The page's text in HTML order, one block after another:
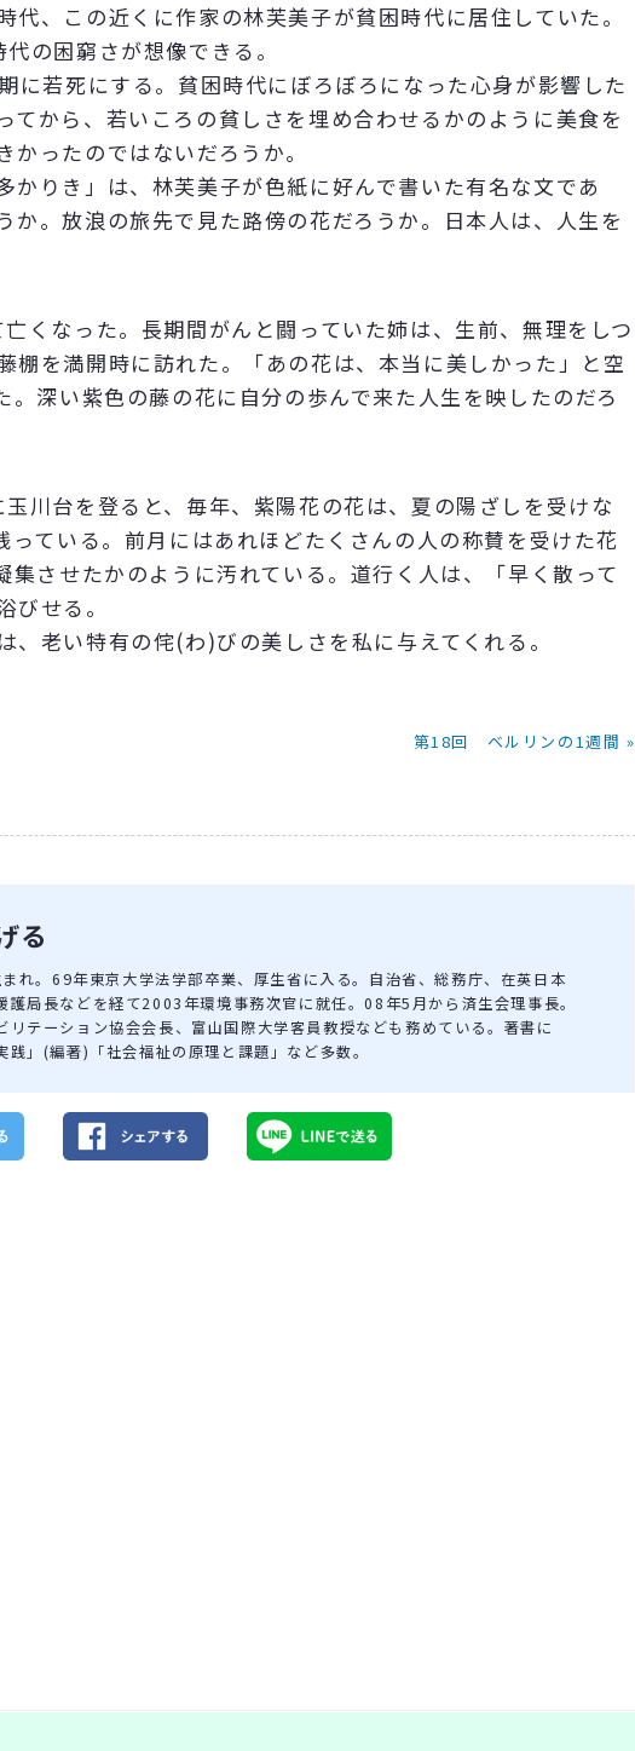
、この近くに作家の林芙美子が貧困時代に居住していた。
の困窮さが想像できる。
に若死にする。貧困時代にぼろぼろになった心身が影響した
てから、若いころの貧しさを埋め合わせるかのように美食を
ったのではないだろうか。
りき」は、林芙美子が色紙に好んで書いた有名な文であ
か。放浪の旅先で見た路傍の花だろうか。日本人は、人生を
くなった。長期間がんと闘っていた姉は、生前、無理をしつ
棚を満開時に訪れた。「あの花は、本当に美しかった」と空
深い紫色の藤の花に自分の歩んで来た人生を映したのだろ
川台を登ると、毎年、紫陽花の花は、夏の陽ざしを受けな
ている。前月にはあれほどたくさんの人の称賛を受けた花
させたかのように汚れている。道行く人は、「早く散って
びせる。
老い特有の侘(わ)びの美しさを私に与えてくれる。
第18回 ベルリンの1週間 »
る
れ。69年東京大学法学部卒業、厚生省に入る。自治省、総務庁、在英日本
護局長などを経て2003年環境事務次官に就任。08年5月から済生会理事長。
リテーション協会会長、富山国際大学客員教授なども務めている。著書に
践」(編著)「社会福祉の原理と課題」など多数。